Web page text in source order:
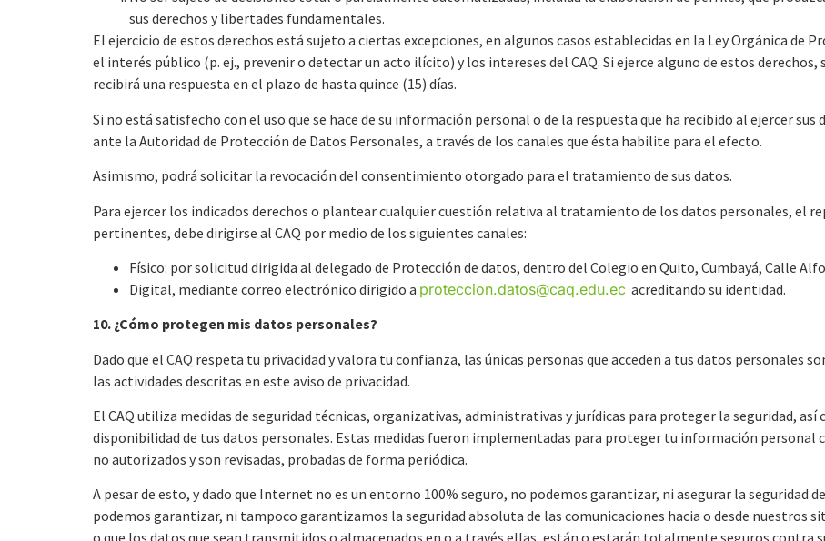
sus derechos y libertades fundamentales.
El ejercicio de estos derechos está sujeto a ciertas excepciones, en algunos casos establecidas en la Ley Orgánica de
el interés público (p. ej., prevenir o detectar un acto ilícito) y los intereses del CAQ. Si ejerce alguno de estos
recibirá una respuesta en el plazo de hasta quince (15) días.
Si no está satisfecho con el uso que se hace de su información personal o de la respuesta que ha recibido al ejercer
ante la Autoridad de Protección de Datos Personales, a través de los canales que ésta habilite para el efecto.
Asimismo, podrá solicitar la revocación del consentimiento otorgado para el tratamiento de sus datos.
Para ejercer los indicados derechos o plantear cualquier cuestión relativa al tratamiento de los datos personales, el
pertinentes, debe dirigirse al CAQ por medio de los siguientes canales:
Físico: por solicitud dirigida al delegado de Protección de datos, dentro del Colegio en Quito, Cumbayá, Calle
Digital, mediante correo electrónico dirigido a proteccion.datos@caq.edu.ec acreditando su identidad.
10. ¿Cómo protegen mis datos personales?
Dado que el CAQ respeta tu privacidad y valora tu confianza, las únicas personas que acceden a tus datos personales
las actividades descritas en este aviso de privacidad.
El CAQ utiliza medidas de seguridad técnicas, organizativas, administrativas y jurídicas para proteger la seguridad,
disponibilidad de tus datos personales. Estas medidas fueron implementadas para proteger tu información personal
no autorizados y son revisadas, probadas de forma periódica.
A pesar de esto, y dado que Internet no es un entorno 100% seguro, no podemos garantizar, ni asegurar la seguridad
podemos garantizar, ni tampoco garantizamos la seguridad absoluta de las comunicaciones hacia o desde nuestros